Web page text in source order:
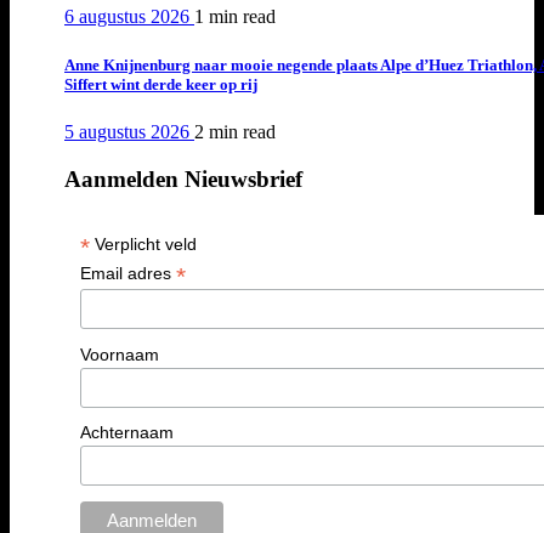
6 augustus 2026 1 min read
Anne Knijnenburg naar mooie negende plaats Alpe d’Huez Triathlon,
Siffert wint derde keer op rij
5 augustus 2026 2 min read
Aanmelden Nieuwsbrief
*Verplicht veld
Email adres *
Voornaam
Achternaam